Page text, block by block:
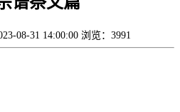
08-31 14:00:00 浏览：3991